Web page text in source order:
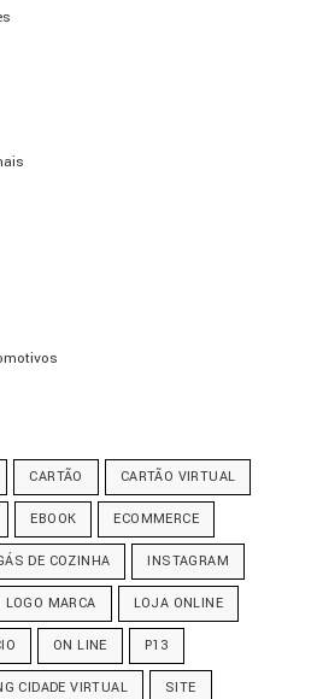
CARTÃO CARTÃO VIRTUAL
EBOOK ECOMMERCE
DE COZINHA INSTAGRAM
LOGO MARCA LOJA ONLINE
ON LINE P13
CIDADE VIRTUAL SITE